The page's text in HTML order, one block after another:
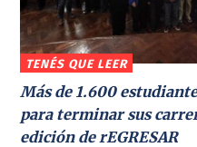
TENÉS QUE LEER
Más de 1.600
para terminar sus
edición de rEGRESAR